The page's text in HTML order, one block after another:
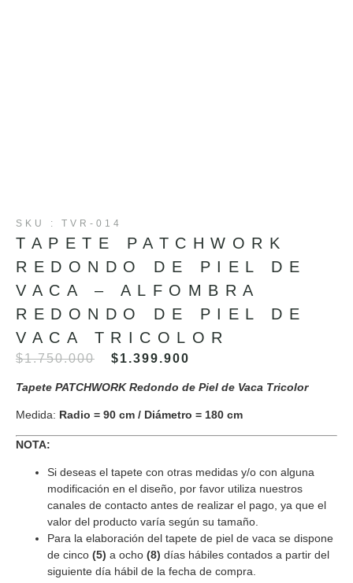
SKU : TVR-014
TAPETE PATCHWORK
REDONDO DE PIEL DE
VACA – ALFOMBRA
REDONDO DE PIEL DE
VACA TRICOLOR
$1.750.000 $1.399.900
Tapete PATCHWORK Redondo de Piel de Vaca Tricolor
Medida: Radio = 90 cm / Diámetro = 180 cm
NOTA:
Si deseas el tapete con otras medidas y/o con alguna
modificación en el diseño, por favor utiliza nuestros
canales de contacto antes de realizar el pago, ya que el
valor del producto varía según su tamaño.
Para la elaboración del tapete de piel de vaca se dispone
de cinco (5) a ocho (8) días hábiles contados a partir del
siguiente día hábil de la fecha de compra.